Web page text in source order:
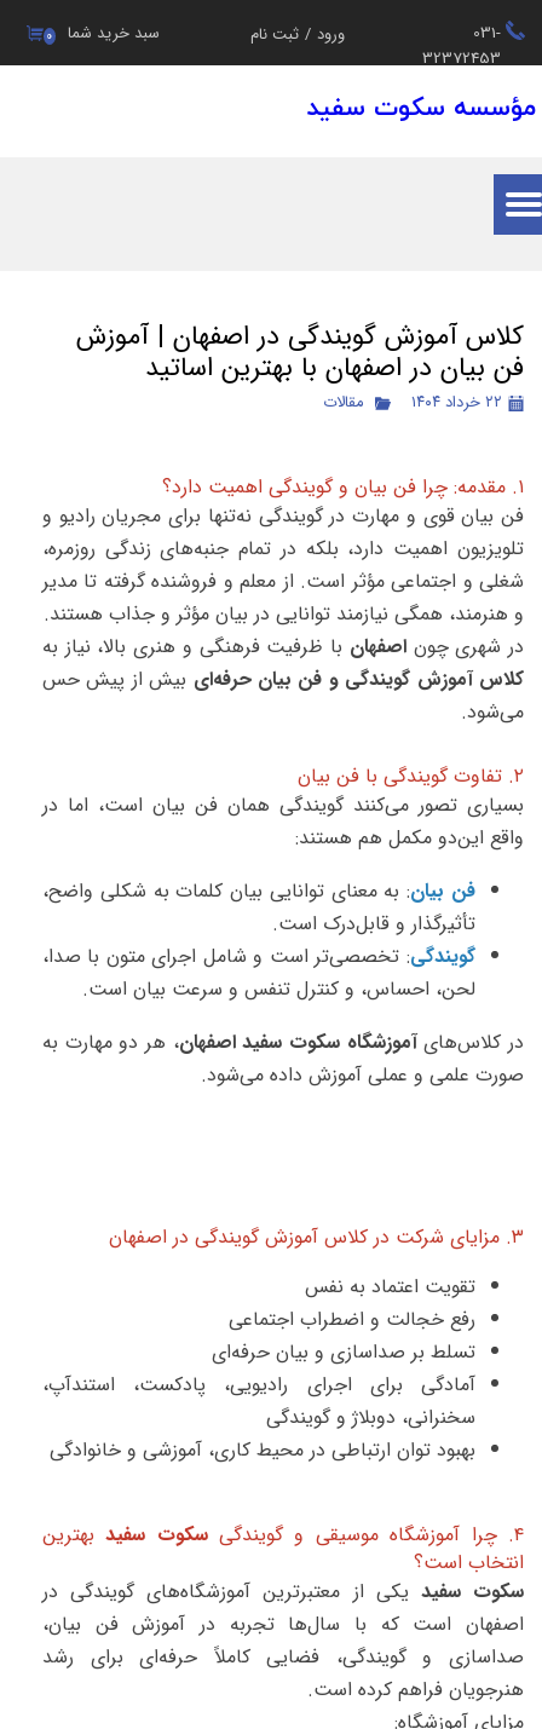
031-
32372453
۰ سبد خرید شما ورود / ثبت نام
حساب کاربری من
تغییر گذر واژه
سفارشات
خروج از حساب کاربری
مؤسسه سکوت سفید
کلاس آموزش گویندگی در اصفهان | آموزش
فن بیان در اصفهان با بهترین اساتید
۲۲ خرداد ۱۴۰۴ مقالات
۱. مقدمه: چرا فن بیان و گویندگی اهمیت دارد؟
فن بیان قوی و مهارت در گویندگی نه‌تنها برای مجریان رادیو و
تلویزیون اهمیت دارد، بلکه در تمام جنبه‌های زندگی روزمره،
شغلی و اجتماعی مؤثر است. از معلم و فروشنده گرفته تا مدیر
و هنرمند، همگی نیازمند توانایی در بیان مؤثر و جذاب هستند.
در شهری چوناصفهان با ظرفیت فرهنگی و هنری بالا، نیاز به
کلاس آموزش گویندگی و فن بیان حرفه‌ای بیش از پیش حس
می‌شود.
۲. تفاوت گویندگی با فن بیان
بسیاری تصور می‌کنند گویندگی همان فن بیان است، اما در
واقع این‌دو مکمل هم هستند:
فن بیان: به معنای توانایی بیان کلمات به شکلی واضح،
تأثیرگذار و قابل‌درک است.
گویندگی: تخصصی‌تر است و شامل اجرای متون با صدا،
لحن، احساس، و کنترل تنفس و سرعت بیان است.
در کلاس‌هایآموزشگاه سکوت سفید اصفهان، هر دو مهارت به
صورت علمی و عملی آموزش داده می‌شود.
۳. مزایای شرکت در کلاس آموزش گویندگی در اصفهان
تقویت اعتماد به نفس
رفع خجالت و اضطراب اجتماعی
تسلط بر صداسازی و بیان حرفه‌ای
آمادگی برای اجرای رادیویی، پادکست، استندآپ،
سخنرانی، دوبلاژ و گویندگی
بهبود توان ارتباطی در محیط کاری، آموزشی و خانوادگی
۴. چرا آموزشگاه موسیقی و گویندگی سکوت سفیدبهترین
انتخاب است؟
سکوت سفید یکی از معتبرترین آموزشگاه‌های گویندگی در
اصفهان است که با سال‌ها تجربه در آموزش فن بیان،
صداسازی و گویندگی، فضایی کاملاً حرفه‌ای برای رشد
هنرجویان فراهم کرده است.
مزایای آموزشگاه: